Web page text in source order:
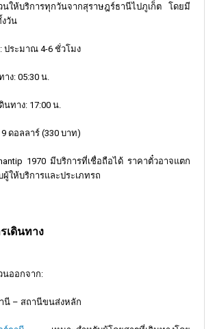
นให้บริการทุกวันจากสุราษฎร์ธานีไปภูเก็ต โดยมี
วัน
ประมาณ 4-6 ชั่วโมง
ง: 05:30 น.
ทาง: 17:00 น.
ดอลลาร์ (330 บาท)
1970 มีบริการที่เชื่อถือได้ ราคาตั๋วอาจแตก
ให้บริการและประเภทรถ
เดินทาง
นออกจาก:
นี – สถานีขนส่งหลัก